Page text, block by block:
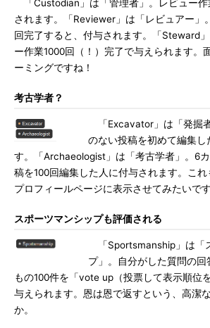
「Custodian」は「管理者」。レビュー作
されます。「Reviewer」は「レビュアー」
回完了すると、付与されます。「Steward
ー作業1000回（！）完了で与えられます。
ーミングですね！
考古学者？
「Excavator」は「発掘
のない投稿を初めて編集し
す。「Archaeologist」は「考古学者」。6
稿を100回編集した人に付与されます。これ
プロフィールページに表示させてみたいです
スポーツマンシップも評価される
「Sportsmanship」は「
プ」。自分がした質問の
もの100件を「vote up（投票して表示順位
与えられます。恩は恩で返すという、高潔
か。